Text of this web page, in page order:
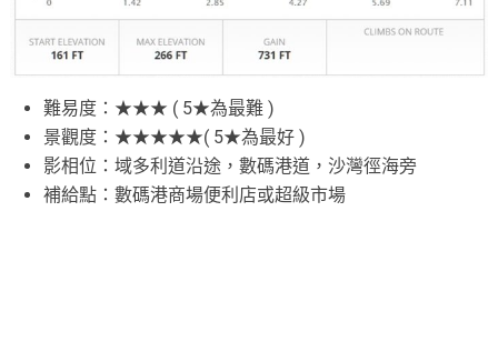
難易度：★★★ ( 5★為最難 )
景觀度：★★★★★( 5★為最好 )
影相位：域多利道沿途，數碼港道，沙灣徑海旁
補給點：數碼港商場便利店或超級市場